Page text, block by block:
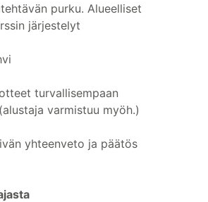
purku. Alueelliset
järjestelyt
turvallisempaan
varmistuu myöh.)
yhteenveto ja päätös